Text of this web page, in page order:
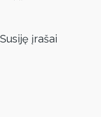
Susiję įrašai